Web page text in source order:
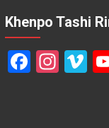
Khenpo Tashi
F In Vi